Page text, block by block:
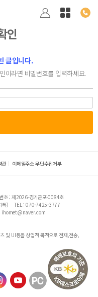
인
글입니다.
이라면 비밀번호를 입력하세요.
관 이메일주소 무단수집거부
호 : 제2026-경기군포-0084호
톡)
TEL : 070-7425-3777
ihomet@naver.com
및 UI등을 상업적 목적으로 전재,전송,